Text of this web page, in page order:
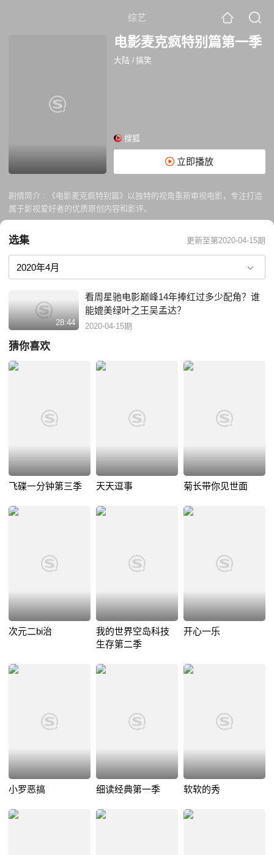
综艺
电影麦克疯特别篇第一季
大陆 /搞笑
搜狐
立即播放
剧情简介 :
《电影麦克疯特别篇》以独特的视角重新审视电影，专注打造
属于影视爱好者的优质原创内容和影评。
选集 更新至第2020-04-15期
28:44
看周星驰电影巅峰14年捧红过多少配角？谁
能媲美绿叶之王吴孟达？
2020-04-15期
猜你喜欢
飞碟一分钟第三季 天天逗事 菊长带你见世面
次元二bi治
我的世界空岛科技
生存第二季
开心一乐
小罗恶搞 细读经典第一季 软软的秀